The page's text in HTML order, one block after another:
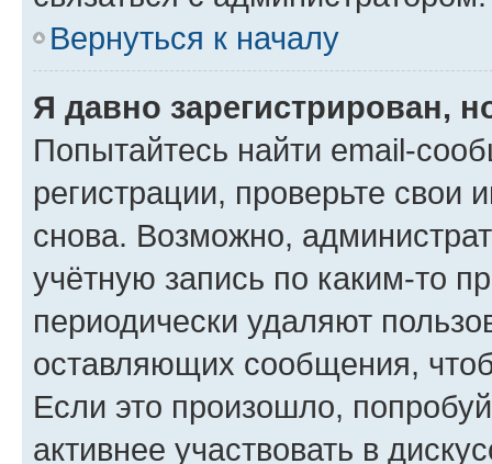
Вернуться к началу
Я давно зарегистрирован,
Попытайтесь найти email-
регистрации, проверьте свои
снова. Возможно,
учётную запись по каким-то
периодически удаляют
оставляющих сообщения,
Если это произошло,
активнее участвовать в